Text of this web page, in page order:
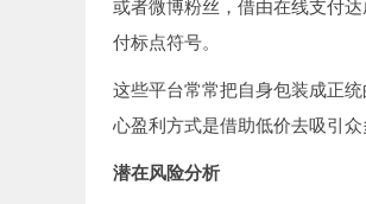
或者微博粉丝，借由在线支付
付标点符号。
这些平台常常把自身包装成正
心盈利方式是借助低价去吸引
潜在风险分析